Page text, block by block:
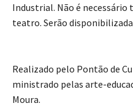
Industrial. Não é necessário
teatro. Serão
Realizado pelo Pontão de
ministrado pelas arte-
Moura.